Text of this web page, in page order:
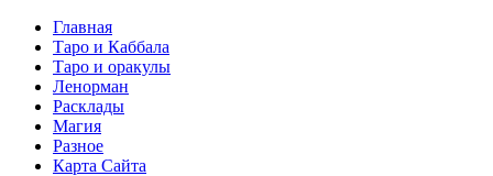
Главная
Таро и Каббала
Таро и оракулы
Ленорман
Расклады
Магия
Разное
Карта Сайта